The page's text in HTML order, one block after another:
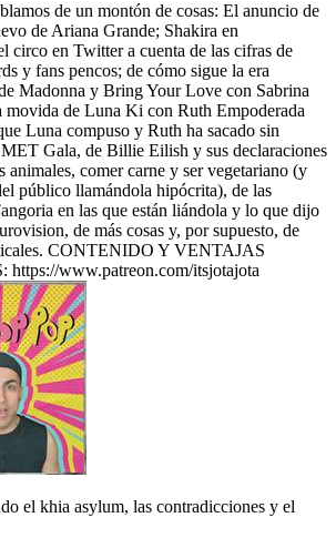
de un montón de cosas: El anuncio de
de Ariana Grande; Shakira en
circo en Twitter a cuenta de las cifras de
y fans pencos; de cómo sigue la era
Madonna y Bring Your Love con Sabrina
movida de Luna Ki con Ruth Empoderada
Luna compuso y Ruth ha sacado sin
Gala, de Billie Eilish y sus declaraciones
animales, comer carne y ser vegetariano (y
público llamándola hipócrita), de las
en las que están liándola y lo que dijo
de más cosas y, por supuesto, de
CONTENIDO Y VENTAJAS
www.patreon.com/itsjotajota
el khia asylum, las contradicciones y el